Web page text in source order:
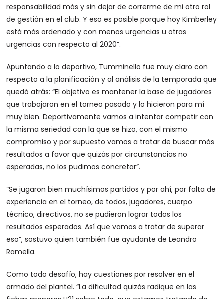
responsabilidad más y sin dejar de correrme de mi otro rol
de gestión en el club. Y eso es posible porque hoy Kimberley
está más ordenado y con menos urgencias u otras
urgencias con respecto al 2020”.
Apuntando a lo deportivo, Tumminello fue muy claro con
respecto a la planificación y al análisis de la temporada que
quedó atrás: “El objetivo es mantener la base de jugadores
que trabajaron en el torneo pasado y lo hicieron para mí
muy bien. Deportivamente vamos a intentar competir con
la misma seriedad con la que se hizo, con el mismo
compromiso y por supuesto vamos a tratar de buscar más
resultados a favor que quizás por circunstancias no
esperadas, no los pudimos concretar”.
“Se jugaron bien muchísimos partidos y por ahí, por falta de
experiencia en el torneo, de todos, jugadores, cuerpo
técnico, directivos, no se pudieron lograr todos los
resultados esperados. Así que vamos a tratar de superar
eso”, sostuvo quien también fue ayudante de Leandro
Ramella.
Como todo desafío, hay cuestiones por resolver en el
armado del plantel. “La dificultad quizás radique en las